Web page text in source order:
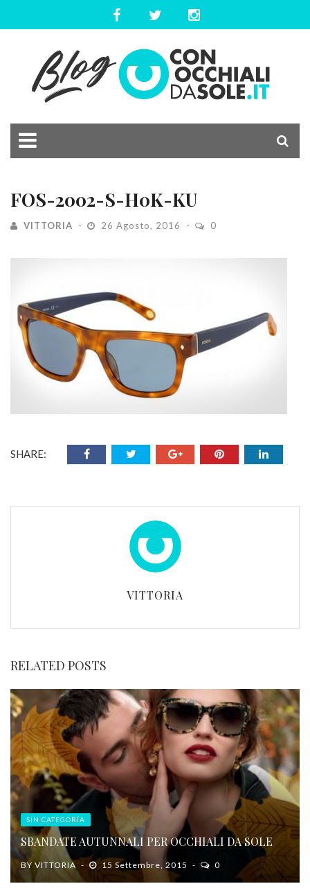
FOS-2002-S-H0K-KU
VITTORIA 26 Agosto, 2016 0
SHARE:
VITTORIA
RELATED POSTS
SIN CATEGORÍA
SBANDATE AUTUNNALI PER OCCHIALI DA SOLE
BY VITTORIA 15 Settembre, 2015 0